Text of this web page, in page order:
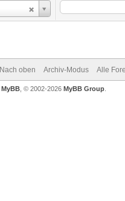
Nach oben Archiv-Modus Alle
MyBB , © 2002-2026 MyBB Group